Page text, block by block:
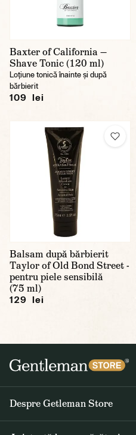
Baxter of California —
Shave Tonic (120 ml)
Loțiune tonică înainte și după
bărbierit
109 lei
Balsam după bărbierit
Taylor of Old Bond Street -
pentru piele sensibilă
(75 ml)
129 lei
Despre Getleman Store